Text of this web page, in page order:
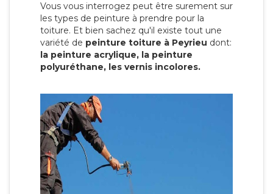
Vous vous interrogez peut être surement sur
les types de peinture à prendre pour la
toiture. Et bien sachez qu'il existe tout une
variété de peinture toiture à Peyrieu dont:
la peinture acrylique, la peinture
polyuréthane, les vernis incolores.